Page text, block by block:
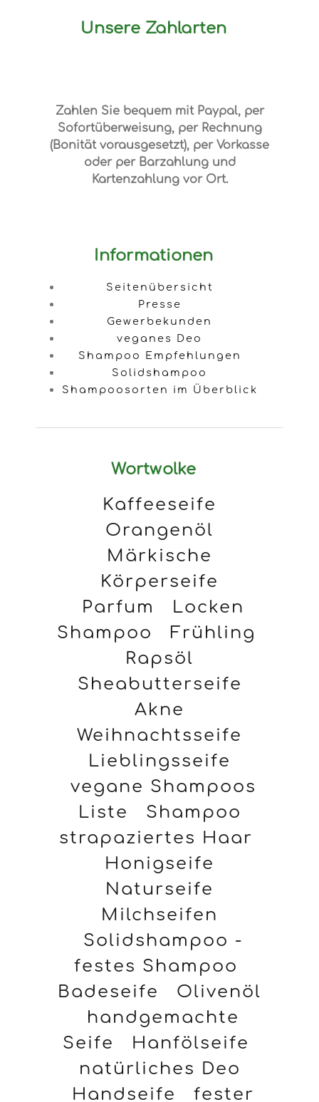
Unsere Zahlarten
Zahlen Sie bequem mit Paypal, per
Sofortüberweisung, per Rechnung
(Bonität vorausgesetzt), per Vorkasse
oder per Barzahlung und
Kartenzahlung vor Ort.
Informationen
Seitenübersicht
Presse
Gewerbekunden
veganes Deo
Shampoo Empfehlungen
Solidshampoo
Shampoosorten im Überblick
Wortwolke
Kaffeeseife
Orangenöl
Märkische
Körperseife
Parfum
Locken
Shampoo
Frühling
Rapsöl
Sheabutterseife
Akne
Weihnachtsseife
Lieblingsseife
vegane Shampoos
Liste
Shampoo
strapaziertes Haar
Honigseife
Naturseife
Milchseifen
Solidshampoo -
festes Shampoo
Badeseife
Olivenöl
handgemachte
Seife
Hanfölseife
natürliches Deo
Handseife
fester